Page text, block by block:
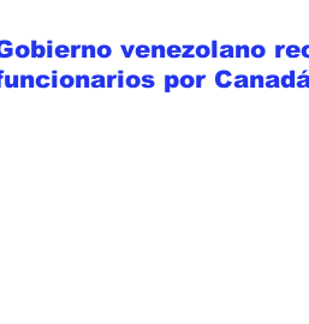
venezolano
por